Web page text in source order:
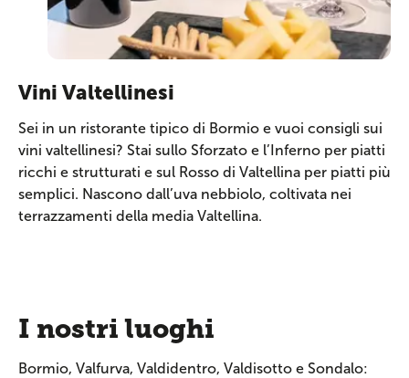
Vini Valtellinesi
Sei in un ristorante tipico di Bormio e vuoi consigli sui
vini valtellinesi? Stai sullo Sforzato e l’Inferno per piatti
ricchi e strutturati e sul Rosso di Valtellina per piatti più
semplici. Nascono dall’uva nebbiolo, coltivata nei
terrazzamenti della media Valtellina.
I nostri luoghi
Bormio, Valfurva, Valdidentro, Valdisotto e Sondalo: